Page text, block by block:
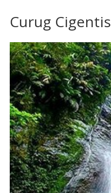
Curug Cigentis